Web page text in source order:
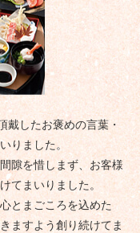
戴したお褒めの言葉・
りました。
隙を惜しまず、お客様
てまいりました。
とまごころを込めた
ますよう創り続けてま